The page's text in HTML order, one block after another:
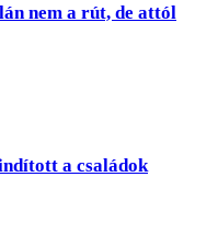
nem a rút, de attól
a családok